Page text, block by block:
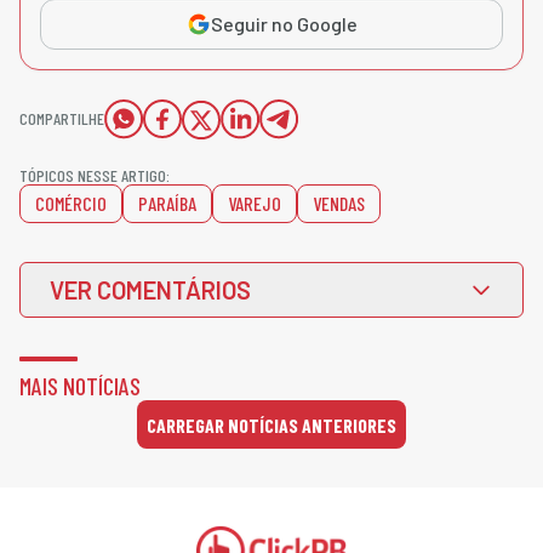
Seguir no Google
COMPARTILHE
TÓPICOS NESSE ARTIGO:
COMÉRCIO PARAÍBA VAREJO VENDAS
VER COMENTÁRIOS
MAIS NOTÍCIAS
CARREGAR NOTÍCIAS ANTERIORES